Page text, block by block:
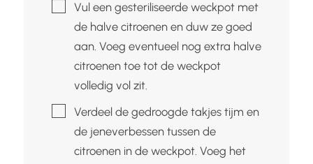
▢Vul een gesteriliseerde weckpot met
de halve citroenen en duw ze goed
aan. Voeg eventueel nog extra halve
citroenen toe tot de weckpot
volledig vol zit.
▢Verdeel de gedroogde takjes tijm en
de jeneverbessen tussen de
citroenen in de weckpot. Voeg het